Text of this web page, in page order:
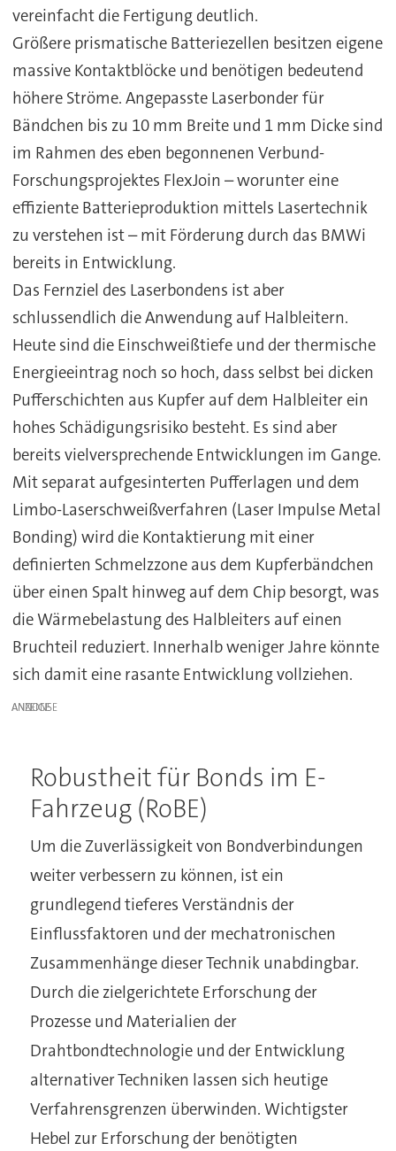
vereinfacht die Fertigung deutlich.
Größere prismatische Batteriezellen besitzen eigene
massive Kontaktblöcke und benötigen bedeutend
höhere Ströme. Angepasste Laserbonder für
Bändchen bis zu 10 mm Breite und 1 mm Dicke sind
im Rahmen des eben begonnenen Verbund-
Forschungsprojektes FlexJoin – worunter eine
effiziente Batterieproduktion mittels Lasertechnik
zu verstehen ist – mit Förderung durch das BMWi
bereits in Entwicklung.
Das Fernziel des Laserbondens ist aber
schlussendlich die Anwendung auf Halbleitern.
Heute sind die Einschweißtiefe und der thermische
Energieeintrag noch so hoch, dass selbst bei dicken
Pufferschichten aus Kupfer auf dem Halbleiter ein
hohes Schädigungsrisiko besteht. Es sind aber
bereits vielversprechende Entwicklungen im Gange.
Mit separat aufgesinterten Pufferlagen und dem
Limbo-Laserschweißverfahren (Laser Impulse Metal
Bonding) wird die Kontaktierung mit einer
definierten Schmelzzone aus dem Kupferbändchen
über einen Spalt hinweg auf dem Chip besorgt, was
die Wärmebelastung des Halbleiters auf einen
Bruchteil reduziert. Innerhalb weniger Jahre könnte
sich damit eine rasante Entwicklung vollziehen.
ANZEIGE
Robustheit für Bonds im E-
Fahrzeug (RoBE)
Um die Zuverlässigkeit von Bondverbindungen
weiter verbessern zu können, ist ein
grundlegend tieferes Verständnis der
Einflussfaktoren und der mechatronischen
Zusammenhänge dieser Technik unabdingbar.
Durch die zielgerichtete Erforschung der
Prozesse und Materialien der
Drahtbondtechnologie und der Entwicklung
alternativer Techniken lassen sich heutige
Verfahrensgrenzen überwinden. Wichtigster
Hebel zur Erforschung der benötigten